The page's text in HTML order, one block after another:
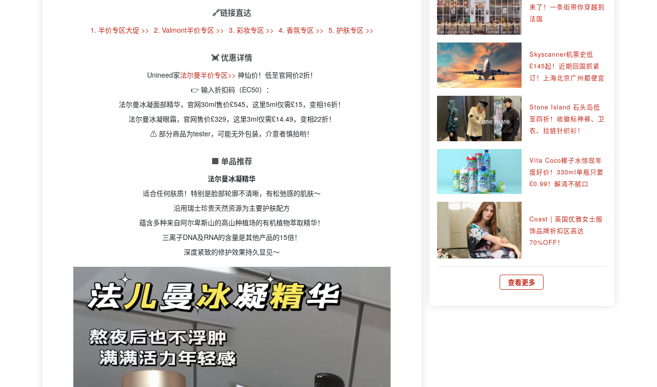
🔗链接直达
1. 半价专区大促 >> 2. Valmont半价专区 >> 3. 彩妆专区 >> 4. 香氛专区 >> 5. 护肤专区 >>
💓 优惠详情
Unineed家法尔曼半价专区>> 神仙价！低至官网价2折！
👉 输入折扣码（EC50）：
法尔曼冰凝面部精华，官网30ml售价£545，这里5ml仅需£15，变相16折！
法尔曼冰凝眼霜，官网售价£329，这里3ml仅需£14.49，变相22折！
⚠️ 部分商品为tester，可能无外包装，介意者慎拍哟！
🟩 单品推荐
法尔曼冰凝精华
适合任何肤质！特别是脸部轮廓不清晰，有松弛感的肌肤～
沿用瑞士珍贵天然资源为主要护肤配方
蕴含多种来自阿尔卑斯山的高山种植场的有机植物萃取精华！
三离子DNA及RNA的含量是其他产品的15倍！
深度紧致的修护效果持久显见～
来了！一条街带你穿越到
法国
Skyscanner机票史低
£145起！近期回国抓紧
订！上海北京广州都便宜
Stone Island 石头岛低
至四折！收徽标神裤、卫
衣、拉链针织衫！
Vita Coco椰子水惊现年
度好价！330ml单瓶只要
£0.99！解渴不腻口
Coast | 英国优雅女士服
饰品牌折扣区高达
70%OFF！
查看更多